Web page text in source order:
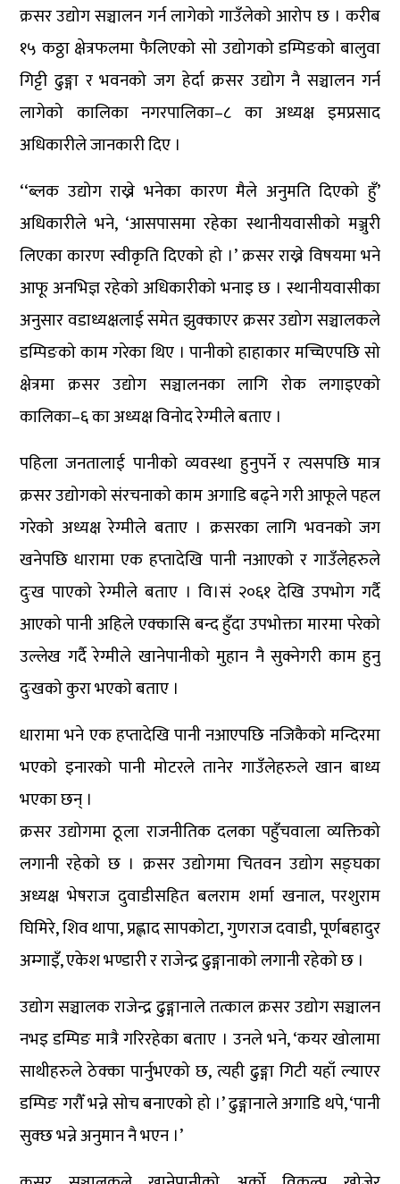
क्रसर उद्योग सञ्चालन गर्न लागेको गाउँलेको आरोप छ । करीब
१५ कठ्ठा क्षेत्रफलमा फैलिएको सो उद्योगको डम्पिङको बालुवा
गिट्टी ढुङ्गा र भवनको जग हेर्दा क्रसर उद्योग नै सञ्चालन गर्न
लागेको कालिका नगरपालिका–८ का अध्यक्ष इमप्रसाद
अधिकारीले जानकारी दिए ।
‘‘ब्लक उद्योग राख्ने भनेका कारण मैले अनुमति दिएको हुँ’
अधिकारीले भने, ‘आसपासमा रहेका स्थानीयवासीको मञ्जुरी
लिएका कारण स्वीकृति दिएको हो ।’ क्रसर राख्ने विषयमा भने
आफू अनभिज्ञ रहेको अधिकारीको भनाइ छ । स्थानीयवासीका
अनुसार वडाध्यक्षलाई समेत झुक्काएर क्रसर उद्योग सञ्चालकले
डम्पिङको काम गरेका थिए । पानीको हाहाकार मच्चिएपछि सो
क्षेत्रमा क्रसर उद्योग सञ्चालनका लागि रोक लगाइएको
कालिका–६ का अध्यक्ष विनोद रेग्मीले बताए ।
पहिला जनतालाई पानीको व्यवस्था हुनुपर्ने र त्यसपछि मात्र
क्रसर उद्योगको संरचनाको काम अगाडि बढ्ने गरी आफूले पहल
गरेको अध्यक्ष रेग्मीले बताए । क्रसरका लागि भवनको जग
खनेपछि धारामा एक हप्तादेखि पानी नआएको र गाउँलेहरुले
दुःख पाएको रेग्मीले बताए । वि।सं २०६१ देखि उपभोग गर्दै
आएको पानी अहिले एक्कासि बन्द हुँदा उपभोक्ता मारमा परेको
उल्लेख गर्दै रेग्मीले खानेपानीको मुहान नै सुक्नेगरी काम हुनु
दुःखको कुरा भएको बताए ।
धारामा भने एक हप्तादेखि पानी नआएपछि नजिकैको मन्दिरमा
भएको इनारको पानी मोटरले तानेर गाउँलेहरुले खान बाध्य
भएका छन् ।
क्रसर उद्योगमा ठूला राजनीतिक दलका पहुँचवाला व्यक्तिको
लगानी रहेको छ । क्रसर उद्योगमा चितवन उद्योग सङ्घका
अध्यक्ष भेषराज दुवाडीसहित बलराम शर्मा खनाल, परशुराम
घिमिरे, शिव थापा, प्रह्लाद सापकोटा, गुणराज दवाडी, पूर्णबहादुर
अम्गाइँ, एकेश भण्डारी र राजेन्द्र ढुङ्गानाको लगानी रहेको छ ।
उद्योग सञ्चालक राजेन्द्र ढुङ्गानाले तत्काल क्रसर उद्योग सञ्चालन
नभइ डम्पिङ मात्रै गरिरहेका बताए । उनले भने, ‘कयर खोलामा
साथीहरुले ठेक्का पार्नुभएको छ, त्यही ढुङ्गा गिटी यहाँ ल्याएर
डम्पिङ गरौँ भन्ने सोच बनाएको हो ।’ ढुङ्गानाले अगाडि थपे, ‘पानी
सुक्छ भन्ने अनुमान नै भएन ।’